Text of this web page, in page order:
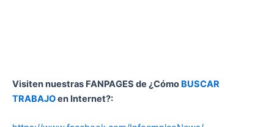
Visiten nuestras FANPAGES de ¿Cómo BUSCAR
TRABAJOen Internet?: